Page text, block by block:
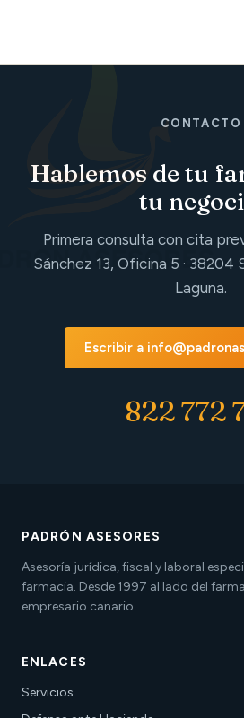
CONTACTO
Hablemos de tu
tu
Primera consulta con cita
Sánchez 13, Oficina 5 · 38204
Laguna.
Escribir a
822 772
PADRÓN ASESORES
Asesoría jurídica, fiscal y laboral
farmacia. Desde 1997 al lado del
empresario canario.
ENLACES
Servicios